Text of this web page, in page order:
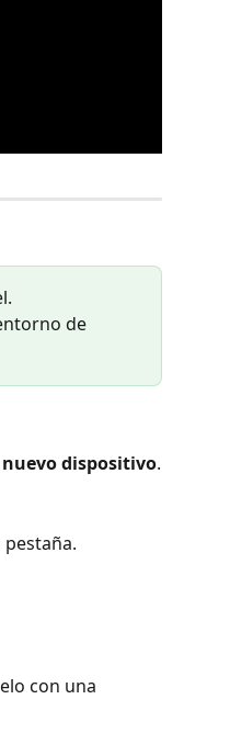
de
dispositivo.
pestaña.
con una